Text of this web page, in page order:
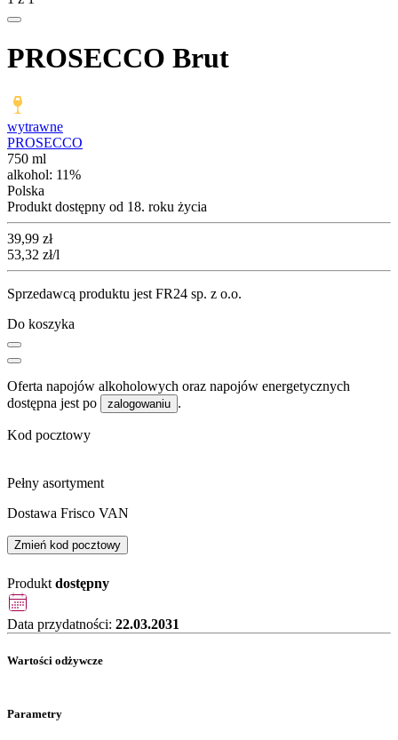
PROSECCO Brut
wytrawne
PROSECCO
750 ml
alkohol: 11%
Polska
Produkt dostępny od 18. roku życia
Cena
39,99 zł
53,32 zł/l
Sprzedawcą produktu jest FR24 sp. z o.o.
Do koszyka
Oferta napojów alkoholowych oraz napojów energetycznych
dostępna jest po
zalogowaniu .
Kod pocztowy
Pełny asortyment
Dostawa Frisco VAN
Zmień kod pocztowy
Produkt dostępny
Data przydatności: 22.03.2031
Wartości odżywcze
Parametry